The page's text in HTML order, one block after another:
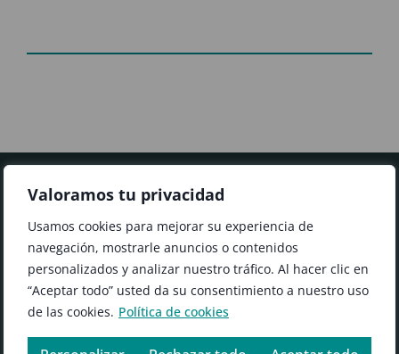
Valoramos tu privacidad
Usamos cookies para mejorar su experiencia de
navegación, mostrarle anuncios o contenidos
personalizados y analizar nuestro tráfico. Al hacer clic en
“Aceptar todo” usted da su consentimiento a nuestro uso
de las cookies. Política de cookies
FORMULARIO
#AgilidadEficiencia
Contacta con nosotros y descubre cómo
podemos ayudarte a impulsar tu negocio
para que sea cada vez mejor.